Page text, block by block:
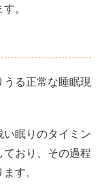
。
る正常な睡眠現
眠りのタイミン
おり、その過程
す。